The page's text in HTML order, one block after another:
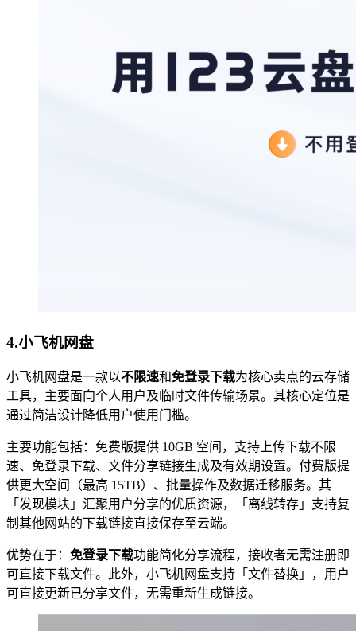
4.小飞机网盘
小飞机网盘是一款以不限速和免登录下载为核心卖点的云存储
工具，主要面向个人用户及临时文件传输场景。其核心定位是
通过简洁设计降低用户使用门槛。
主要功能包括：免费版提供 10GB 空间，支持上传下载不限
速、免登录下载、文件分享链接生成及有效期设置。付费版提
供更大空间（最高 15TB）、批量操作及数据迁移服务。其
「发现模块」汇聚用户分享的优质资源，「离线转存」支持复
制其他网站的下载链接直接保存至云端。
优势在于： 免登录下载功能简化分享流程，接收者无需注册即
可直接下载文件。此外，小飞机网盘支持「文件替换」，用户
可直接更新已分享文件，无需重新生成链接。